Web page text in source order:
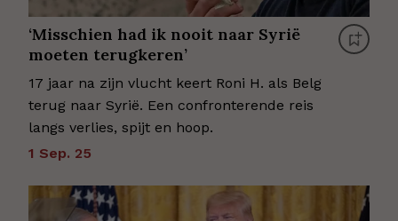
‘Misschien had ik nooit naar Syrië
moeten terugkeren’
17 jaar na zijn vlucht keert Roni H. als Belg
terug naar Syrië. Een confronterende reis
langs verlies, spijt en hoop.
1 Sep. 25